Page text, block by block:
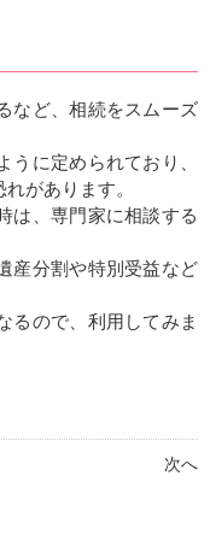
など、相続をスムーズ
に定められており、
があります。
は、専門家に相談する
産分割や特別受益など
るので、利用してみま
次へ